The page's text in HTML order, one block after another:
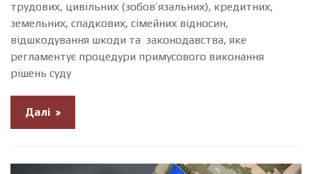
трудових, цивільних (зобов’язальних), кредитних,
земельних, спадкових, сімейних відносин,
відшкодування шкоди та законодавства, яке
регламентує процедури примусового виконання
рішень суду
Далі